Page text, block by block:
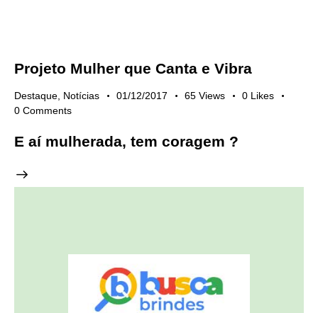
Projeto Mulher que Canta e Vibra
Destaque, Notícias 01/12/2017 65 Views 0 Likes
0 Comments
E aí mulherada, tem coragem ?